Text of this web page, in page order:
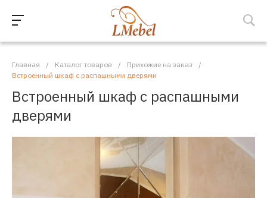
Главная / Каталог товаров / Прихожие на заказ
/
Встроенный шкаф с распашными дверями
Встроенный шкаф с распашными
дверями